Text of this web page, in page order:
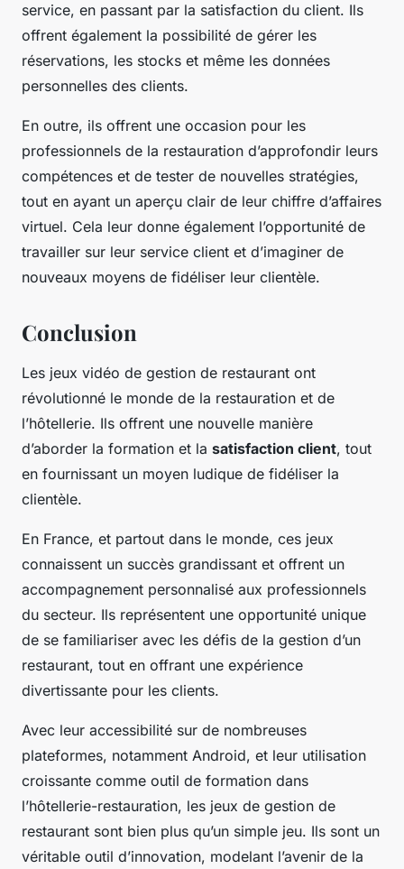
service, en passant par la satisfaction du client. Ils
offrent également la possibilité de gérer les
réservations, les stocks et même les données
personnelles des clients.
En outre, ils offrent une occasion pour les
professionnels de la restauration d’approfondir leurs
compétences et de tester de nouvelles stratégies,
tout en ayant un aperçu clair de leur chiffre d’affaires
virtuel. Cela leur donne également l’opportunité de
travailler sur leur service client et d’imaginer de
nouveaux moyens de fidéliser leur clientèle.
Conclusion
Les jeux vidéo de gestion de restaurant ont
révolutionné le monde de la restauration et de
l’hôtellerie. Ils offrent une nouvelle manière
d’aborder la formation et la satisfaction client, tout
en fournissant un moyen ludique de fidéliser la
clientèle.
En France, et partout dans le monde, ces jeux
connaissent un succès grandissant et offrent un
accompagnement personnalisé aux professionnels
du secteur. Ils représentent une opportunité unique
de se familiariser avec les défis de la gestion d’un
restaurant, tout en offrant une expérience
divertissante pour les clients.
Avec leur accessibilité sur de nombreuses
plateformes, notamment Android, et leur utilisation
croissante comme outil de formation dans
l’hôtellerie-restauration, les jeux de gestion de
restaurant sont bien plus qu’un simple jeu. Ils sont un
véritable outil d’innovation, modelant l’avenir de la